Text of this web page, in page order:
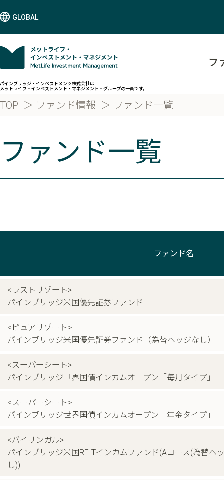
GLOBAL
パインブリッジ・インベストメンツ株式会社は
メットライフ・インベストメント・マネジメント・グループの一員です。
フ
TOP ファンド情報 ファンド一覧
ファンド一覧
ファンド名
<ラストリゾート>
パインブリッジ米国優先証券ファンド
<ピュアリゾート>
パインブリッジ米国優先証券ファンド（為替ヘッジなし）
<スーパーシート>
パインブリッジ世界国債インカムオープン「毎月タイプ」
<スーパーシート>
パインブリッジ世界国債インカムオープン「年金タイプ」
<バイリンガル>
パインブリッジ米国REITインカムファンド(Aコース(為替ヘ
し))